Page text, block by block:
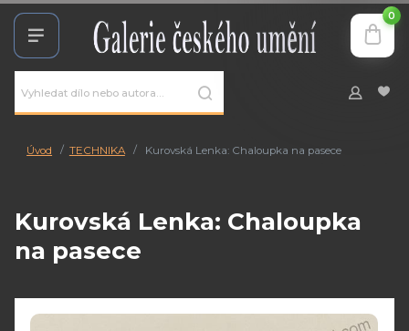
0
Úvod TECHNIKA Kurovská Lenka: Chaloupka na pasece
Kurovská Lenka: Chaloupka
na pasece